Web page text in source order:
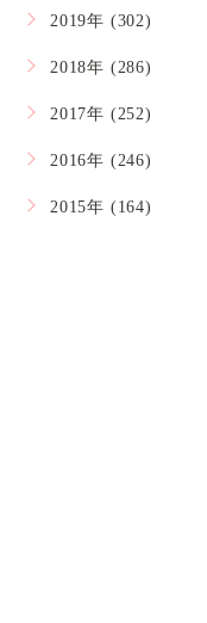
2019年 (302)
2018年 (286)
2017年 (252)
2016年 (246)
2015年 (164)